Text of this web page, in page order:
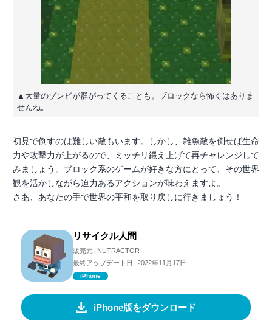
▲大量のゾンビが群がってくることも。ブロックなら怖くはありま
せんね。
初見で倒すのは難しい敵もいます。しかし、雑魚敵を倒せば生命
力や攻撃力が上がるので、ミッチリ鍛え上げて再チャレンジして
みましょう。ブロック系のゲームが好きな方にとって、その世界
観を活かしながら迫力あるアクションが味わえますよ。
さあ、あなたの手で世界の平和を取り戻しに行きましょう！
リサイクル人間
販売元: NUTRACTOR
最終アップデート日: 2022年11月17日
iPhone
iPhone版をダウンロード